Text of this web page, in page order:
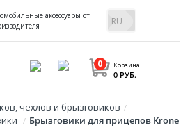
аксессуары от
Корзина
0
0 РУБ.
чехлов и брызговиков /
/ Брызговики для прицепов Krone